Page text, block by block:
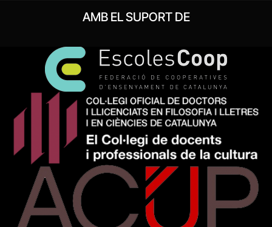
AMB EL SUPORT DE